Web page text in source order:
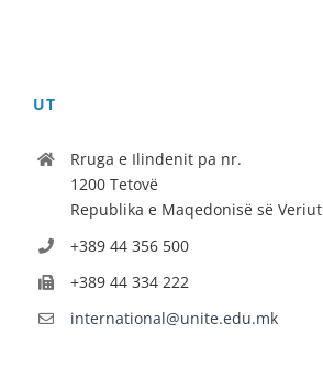
UT
Rruga e Ilindenit pa nr.
1200 Tetovë
Republika e Maqedonisë së Veriut
+389 44 356 500
+389 44 334 222
international@unite.edu.mk